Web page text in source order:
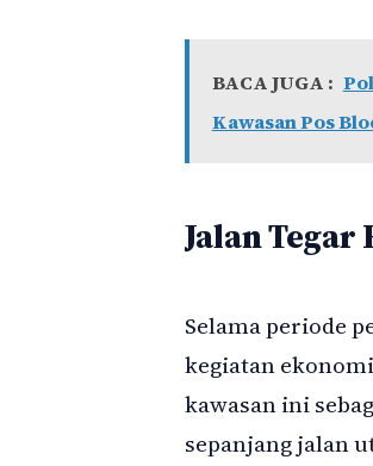
BACA JUGA :
Kawasan Pos
Jalan
Selama periode
kegiatan
kawasan ini
sepanjang jalan